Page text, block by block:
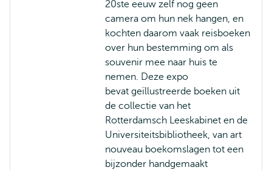
20ste eeuw zelf nog geen
camera om hun nek hangen, en
kochten daarom vaak reisboeken
over hun bestemming om als
souvenir mee naar huis te
nemen. Deze expo
bevat geïllustreerde boeken uit
de collectie van het
Rotterdamsch Leeskabinet en de
Universiteitsbibliotheek, van art
nouveau boekomslagen tot een
bijzonder handgemaakt